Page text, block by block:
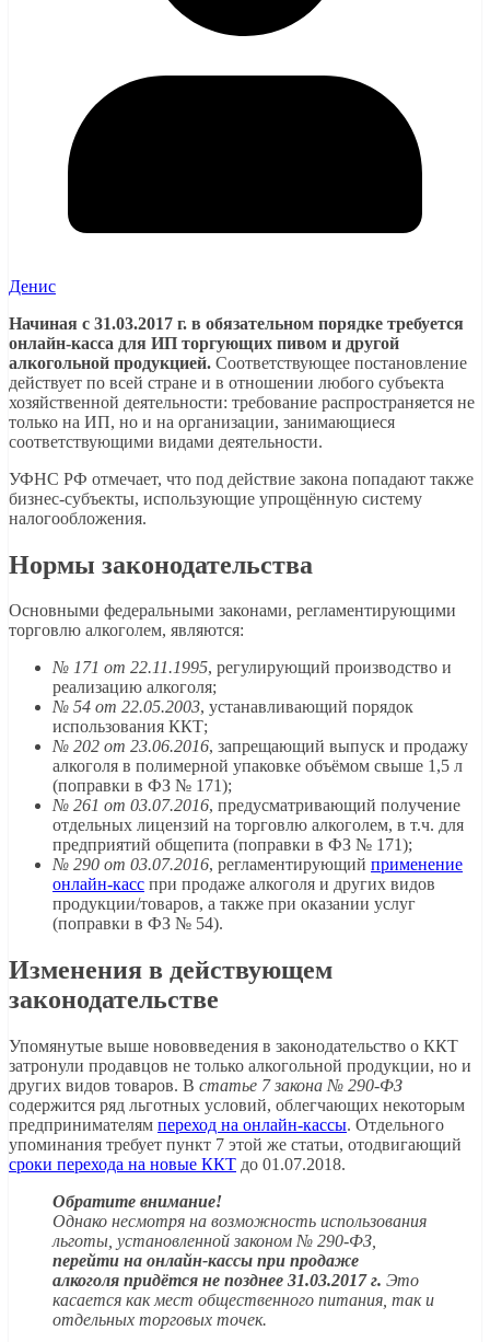
Денис
Начиная с 31.03.2017 г. в обязательном порядке требуется
онлайн-касса для ИП торгующих пивом и другой
алкогольной продукцией. Соответствующее постановление
действует по всей стране и в отношении любого субъекта
хозяйственной деятельности: требование распространяется не
только на ИП, но и на организации, занимающиеся
соответствующими видами деятельности.
УФНС РФ отмечает, что под действие закона попадают также
бизнес-субъекты, использующие упрощённую систему
налогообложения.
Нормы законодательства
Основными федеральными законами, регламентирующими
торговлю алкоголем, являются:
№ 171 от 22.11.1995, регулирующий производство и
реализацию алкоголя;
№ 54 от 22.05.2003, устанавливающий порядок
использования ККТ;
№ 202 от 23.06.2016, запрещающий выпуск и продажу
алкоголя в полимерной упаковке объёмом свыше 1,5 л
(поправки в ФЗ № 171);
№ 261 от 03.07.2016, предусматривающий получение
отдельных лицензий на торговлю алкоголем, в т.ч. для
предприятий общепита (поправки в ФЗ № 171);
№ 290 от 03.07.2016, регламентирующий применение
онлайн-касс при продаже алкоголя и других видов
продукции/товаров, а также при оказании услуг
(поправки в ФЗ № 54).
Изменения в действующем
законодательстве
Упомянутые выше нововведения в законодательство о ККТ
затронули продавцов не только алкогольной продукции, но и
других видов товаров. В статье 7 закона № 290-ФЗ
содержится ряд льготных условий, облегчающих некоторым
предпринимателям переход на онлайн-кассы. Отдельного
упоминания требует пункт 7 этой же статьи, отодвигающий
сроки перехода на новые ККТ до 01.07.2018.
Обратите внимание!
Однако несмотря на возможность использования
льготы, установленной законом № 290-ФЗ,
перейти на онлайн-кассы при продаже
алкоголя придётся не позднее 31.03.2017 г. Это
касается как мест общественного питания, так и
отдельных торговых точек.